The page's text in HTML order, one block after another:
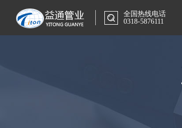
全国热线电话
0318-5876111